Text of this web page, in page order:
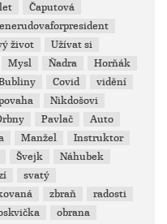
Čaputová
život
Užívat si
Mysl Ňadra
Horňák
Covid
vidění
Nikdošovi
Pavlač
Auto
Manžel
Instruktor
Švejk
Náhubek
svatý
zbraň
radosti
obrana